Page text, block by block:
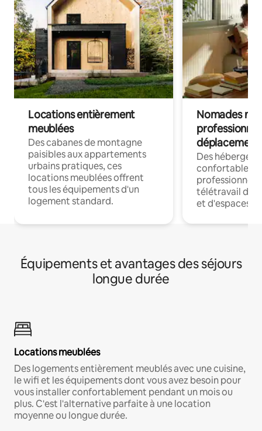
Locations entièrement
meublées
Des cabanes de montagne
paisibles aux appartements
urbains pratiques, ces
locations meublées offrent
tous les équipements d'un
logement standard.
Nomades
déplacement
Des
confortables
professionnels
télétravail
et d'espaces
Équipements et avantages des séjours
longue durée
Locations meublées
Des logements entièrement meublés avec une cuisine,
le wifi et les équipements dont vous avez besoin pour
vous installer confortablement pendant un mois ou
plus. C'est l'alternative parfaite à une location
moyenne ou longue durée.